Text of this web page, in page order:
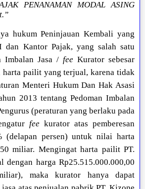
PENANAMAN MODAL ASING
hukum Peninjauan Kembali yang
dan Kantor Pajak, yang salah satu
Imbalan Jasa /fee Kurator sebesar
pailit yang terjual, karena tidak
Menteri Hukum Dan Hak Asasi
2013 tentang Pedoman Imbalan
(peraturan yang berlaku pada
fee kurator atas pemberesan
(delapan persen) untuk nilai harta
miliar. Mengingat harta pailit PT.
dengan harga Rp25.515.000.000,00
maka kurator hanya dapat